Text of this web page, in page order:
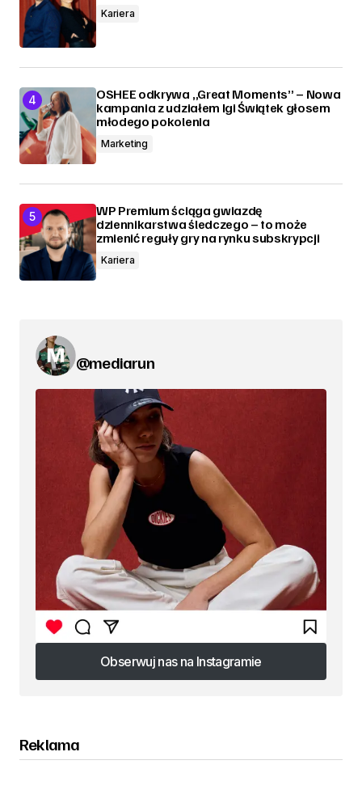
Kariera
OSHEE odkrywa „Great Moments” – Nowa
kampania z udziałem Igi Świątek głosem
młodego pokolenia
Marketing
WP Premium ściąga gwiazdę
dziennikarstwa śledczego – to może
zmienić reguły gry na rynku subskrypcji
Kariera
@mediarun
Obserwuj nas na Instagramie
Obserwuj nas na Instagramie
Reklama